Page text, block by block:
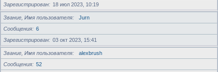
Зарегистрирован
18 июл 2023, 10:19
Звание, Имя пользователя
Jurn
Сообщения
6
Зарегистрирован
03 окт 2023, 15:41
Звание, Имя пользователя
alexbrush
Сообщения
52